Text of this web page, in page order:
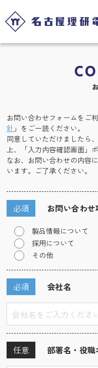
お問い合わせフォームをご
針 」をご一読ください。
同意していただけましたら
上、「入力内容確認画面」
なお、お問い合わせの内容
います。ご了承ください。
お問い合わせ
必須
製品情報について
採用について
その他
会社名
必須
部署名・役職
任意